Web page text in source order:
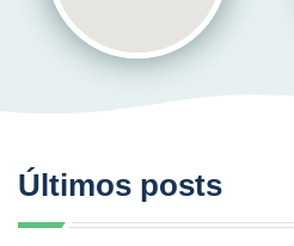
Últimos posts